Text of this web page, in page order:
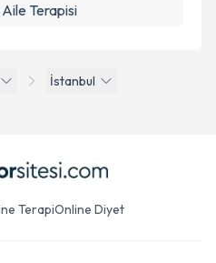
İstanbul
Terapisi
TerapiOnline Diyet